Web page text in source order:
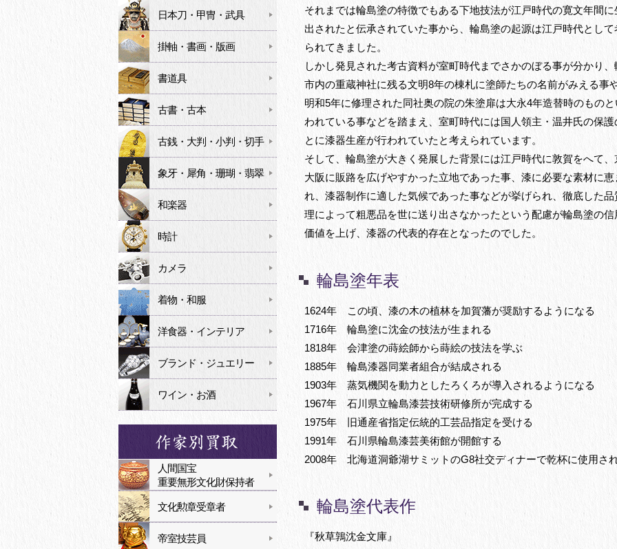
それまでは輪島塗の特徴でもある下地技法が江戸時代の寛文年間に
出されたと伝承されていた事から、輪島塗の起源は江戸時代として
られてきました。
しかし発見された考古資料が室町時代までさかのぼる事が分かり、
市内の重蔵神社に残る文明8年の棟札に塗師たちの名前がみえる事
明和5年に修理された同社奥の院の朱塗扉は大永4年造替時のものと
われている事などを踏まえ、室町時代には国人領主・温井氏の保護
とに漆器生産が行われていたと考えられています。
そして、輪島塗が大きく発展した背景には江戸時代に敦賀をへて、
大阪に販路を広げやすかった立地であった事、漆に必要な素材に恵
れ、漆器制作に適した気候であった事などが挙げられ、徹底した品
理によって粗悪品を世に送り出さなかったという配慮が輪島塗の信
価値を上げ、漆器の代表的存在となったのでした。
輪島塗年表
1624年 この頃、漆の木の植林を加賀藩が奨励するようになる
1716年 輪島塗に沈金の技法が生まれる
1818年 会津塗の蒔絵師から蒔絵の技法を学ぶ
1885年 輪島漆器同業者組合が結成される
1903年 蒸気機関を動力としたろくろが導入されるようになる
1967年 石川県立輪島漆芸技術研修所が完成する
1975年 旧通産省指定伝統的工芸品指定を受ける
1991年 石川県輪島漆芸美術館が開館する
2008年 北海道洞爺湖サミットのG8社交ディナーで乾杯に使用さ
輪島塗代表作
『秋草鶉沈金文庫』
日本刀・甲冑・武具
掛軸・書画・版画
書道具
古書・古本
古銭・大判・小判・切手
象牙・犀角・珊瑚・翡翠
和楽器
時計
カメラ
着物・和服
洋食器・インテリア
ブランド・ジュエリー
ワイン・お酒
人間国宝
重要無形文化財保持者
文化勲章受章者
帝室技芸員